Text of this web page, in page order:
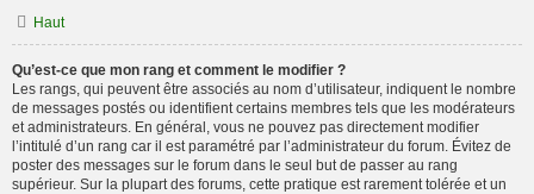
Haut
Qu’est-ce que mon rang et comment le modifier ?
Les rangs, qui peuvent être associés au nom d’utilisateur, indiquent le nombre
de messages postés ou identifient certains membres tels que les modérateurs
et administrateurs. En général, vous ne pouvez pas directement modifier
l’intitulé d’un rang car il est paramétré par l’administrateur du forum. Évitez de
poster des messages sur le forum dans le seul but de passer au rang
supérieur. Sur la plupart des forums, cette pratique est rarement tolérée et un